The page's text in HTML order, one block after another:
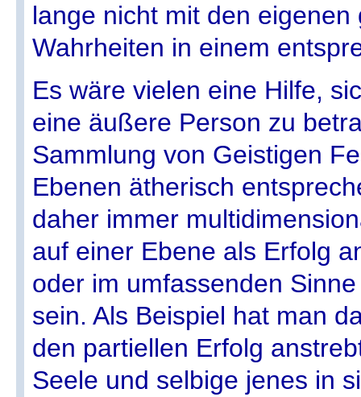
lange nicht mit den
Wahrheiten in einem
Es wäre vielen eine Hilfe,
eine äußere Person zu
Sammlung von Geistigen
Ebenen ätherisch
daher immer
auf einer Ebene als Erfolg
oder im umfassenden
sein. Als Beispiel hat man
den partiellen Erfolg
Seele und selbige jenes in